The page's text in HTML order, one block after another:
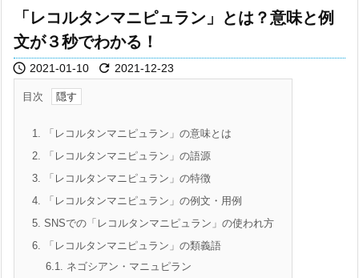
「レコルタンマニピュラン」とは？意味と例
文が３秒でわかる！
 2021-01-10  2021-12-23
目次
1. 「レコルタンマニピュラン」の意味とは
2. 「レコルタンマニピュラン」の語源
3. 「レコルタンマニピュラン」の特徴
4. 「レコルタンマニピュラン」の例文・用例
5. SNSでの「レコルタンマニピュラン」の使われ方
6. 「レコルタンマニピュラン」の類義語
6.1. ネゴシアン・マニュピラン